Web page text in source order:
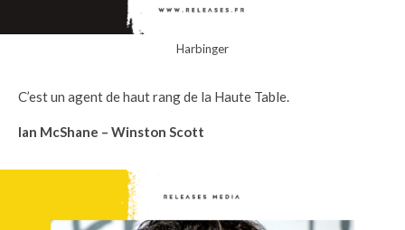
Harbinger
C’est un agent de haut rang de la Haute Table.
Ian McShane – Winston Scott